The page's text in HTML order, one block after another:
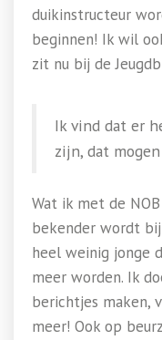
duikinstructeur
beginnen! Ik wil
zit nu bij de
Ik vind dat er
zijn, dat
Wat ik met de
bekender wordt
heel weinig jonge
meer worden. Ik
berichtjes maken,
meer! Ook op